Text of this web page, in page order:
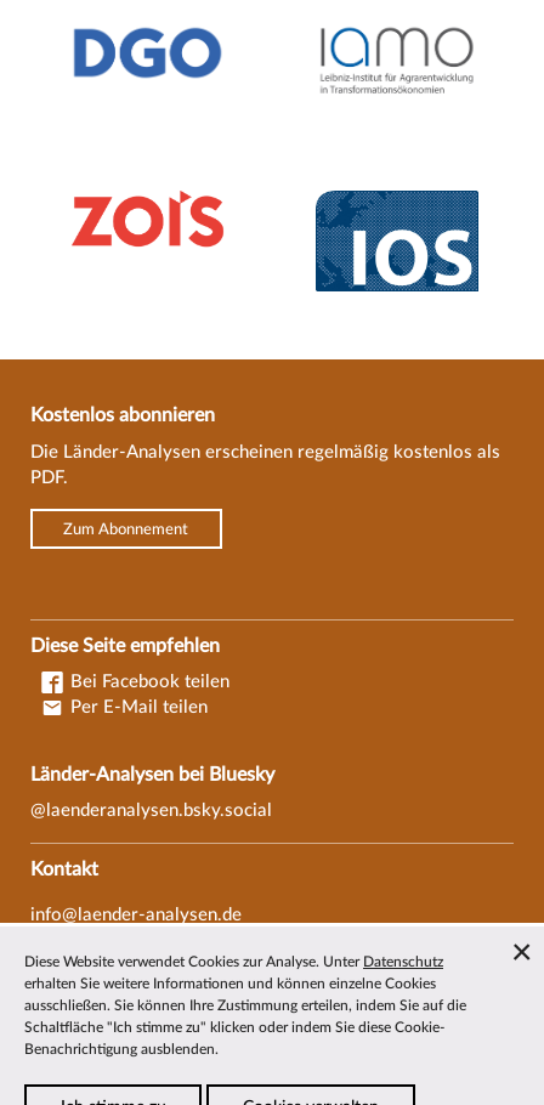
Kostenlos abonnieren
Die Länder-Analysen erscheinen regelmäßig kostenlos als
PDF.
Zum Abonnement
Diese Seite empfehlen
Bei Facebook teilen
Per E-Mail teilen
Länder-Analysen bei Bluesky
@laenderanalysen.bsky.social
Kontakt
info@laender-analysen.de
Fax: 0421/218-69607
Redaktionen
Wissenschaftliche Beiräte
Über die Länder-Analysen
Diese Website verwendet Cookies zur Analyse. Unter Datenschutz
erhalten Sie weitere Informationen und können einzelne Cookies
ausschließen. Sie können Ihre Zustimmung erteilen, indem Sie auf die
Schaltfläche "Ich stimme zu" klicken oder indem Sie diese Cookie-
Benachrichtigung ausblenden.